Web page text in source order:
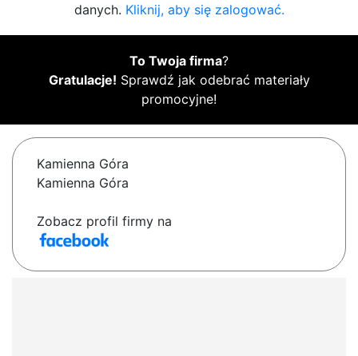
danych. Kliknij, aby się zalogować.
To Twoja firma?
Gratulacje! Sprawdź jak odebrać materiały
promocyjne!
Kamienna Góra
Kamienna Góra
Zobacz profil firmy na